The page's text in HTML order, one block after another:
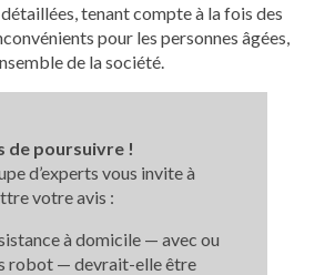
tenant compte à la fois des
pour les personnes âgées,
de la société.
de poursuivre !
d’experts vous invite à
votre avis :
à domicile — avec ou
robot — devrait-elle être